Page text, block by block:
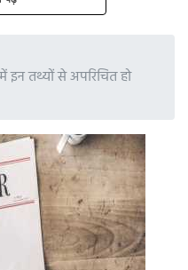
इन तथ्यों से अपरिचित हो